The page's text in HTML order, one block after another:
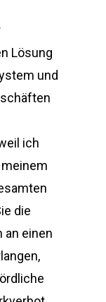
Lösung
und
ich
die
an einen